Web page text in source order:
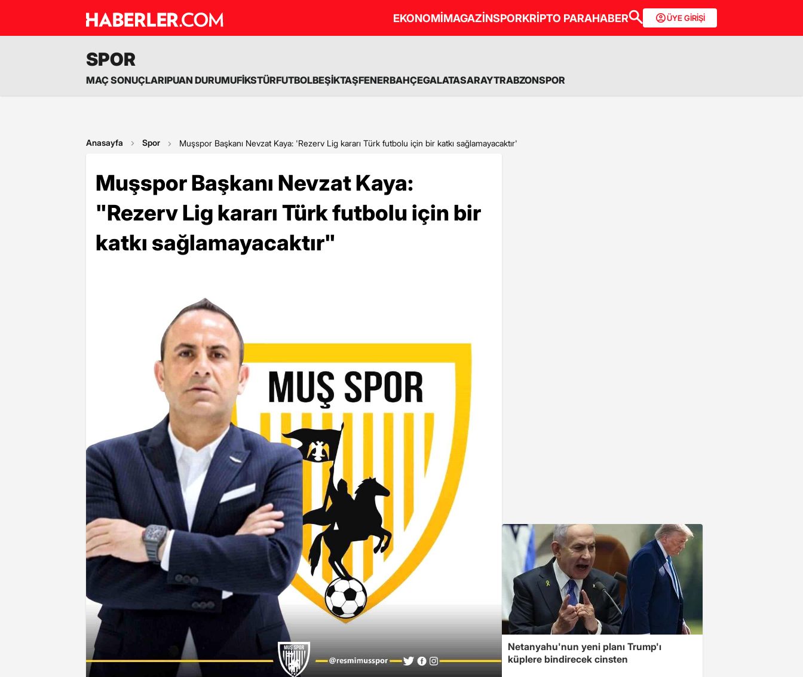
EKONOMİMAGAZİNSPORKRİPTO PARAHABER ÜYE GİRİŞİ
SPOR
MAÇ SONUÇLARIPUAN DURUMUFİKSTÜRFUTBOLBEŞİKTAŞFENERBAHÇEGALATASARAYTRABZONSPOR
Anasayfa Spor Muşspor Başkanı Nevzat Kaya: 'Rezerv Lig kararı Türk futbolu için bir katkı sağlamayacaktır'
Muşspor Başkanı Nevzat Kaya:
"Rezerv Lig kararı Türk futbolu için bir
katkı sağlamayacaktır"
Netanyahu'nun yeni planı Trump'ı
küplere bindirecek cinsten